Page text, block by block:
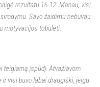
rezultatu 16-12. Manau, visi
Savo žaidimu nebuvau
motyvacijos tobulėti.
teigiamą įspūdį. Atvažiavom
visi buvo labai draugiški, jeigu